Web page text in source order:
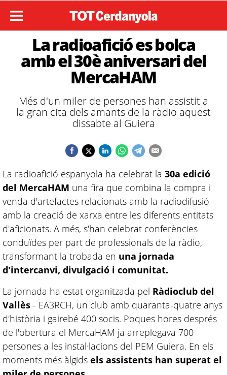
La radioafició es bolca
amb el 30è aniversari del
MercaHAM
Més d'un miler de persones han assistit a
la gran cita dels amants de la ràdio aquest
dissabte al Guiera
La radioafició espanyola ha celebrat la 30a edició
del MercaHAM una fira que combina la compra i
venda d'artefactes relacionats amb la radiodifusió
amb la creació de xarxa entre les diferents entitats
d'aficionats. A més, s'han celebrat conferències
conduïdes per part de professionals de la ràdio,
transformant la trobada en una jornada
d'intercanvi, divulgació i comunitat.
La jornada ha estat organitzada pel Ràdioclub del
Vallès - EA3RCH, un club amb quaranta-quatre anys
d'història i gairebé 400 socis. Poques hores després
de l'obertura el MercaHAM ja arreplegava 700
persones a les instal·lacions del PEM Guiera. En els
moments més àlgids els assistents han superat el